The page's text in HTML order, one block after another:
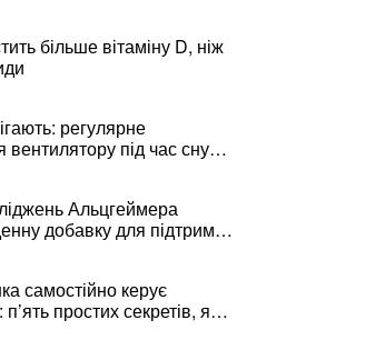
більше вітаміну D, ніж
регулярне
вентилятору під час сну
вплинути на ваше
Альцгеймера
добавку для підтримки
самостійно керує
простих секретів, які
до століття